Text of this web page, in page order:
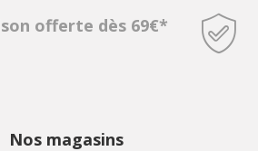
offerte dès 69€*
Nos magasins